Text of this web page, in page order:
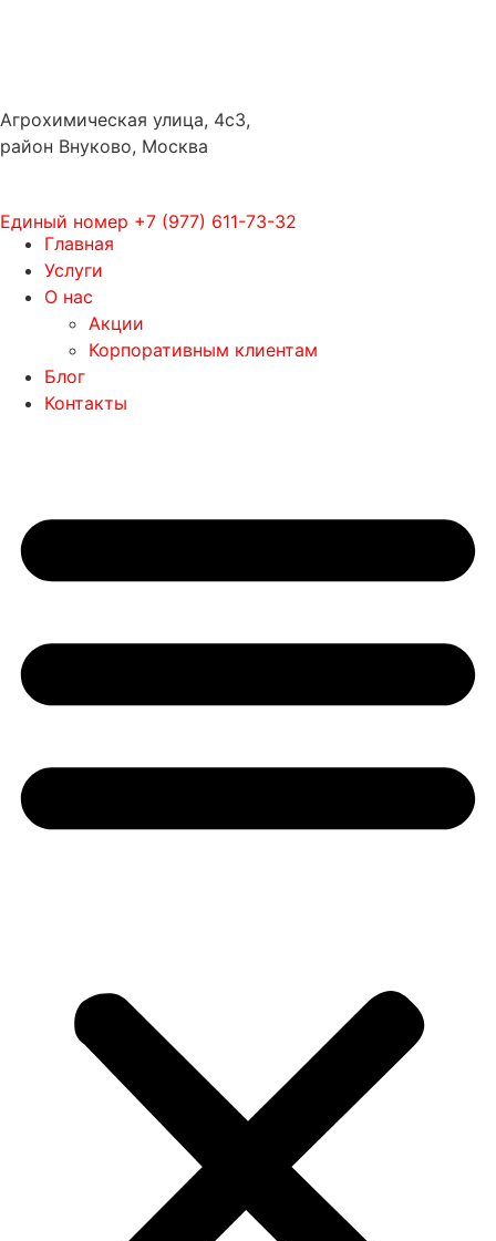
Агрохимическая улица, 4с3,
район Внуково, Москва
Единый номер +7 (977) 611-73-32
Главная
Услуги
О нас
Акции
Корпоративным клиентам
Блог
Контакты